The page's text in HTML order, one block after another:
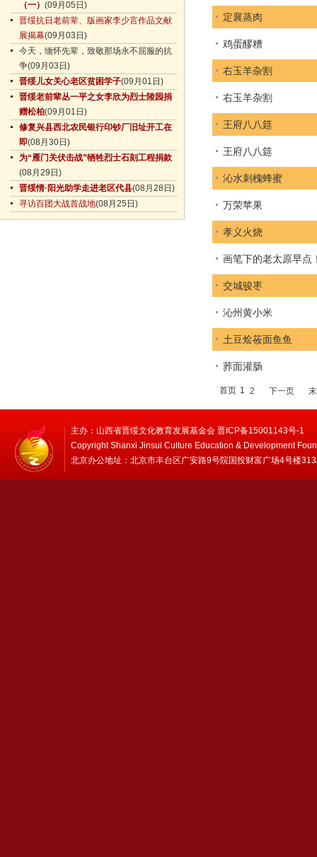
（一） (09月05日)
晋绥抗日老前辈、版画家李少言作品文献
展揭幕(09月03日)
今天，缅怀先辈，致敬那场永不屈服的抗
争(09月03日)
晋绥儿女关心老区贫困学子(09月01日)
晋绥老前辈丛一平之女李欣为烈士陵园捐
赠松柏(09月01日)
修复兴县西北农民银行印钞厂旧址开工在
即(08月30日)
为“雁门关伏击战”牺牲烈士石刻工程捐款
(08月29日)
晋绥情·阳光助学走进老区代县(08月28日)
寻访百团大战首战地(08月25日)
定襄蒸肉
鸡蛋醪糟
右玉羊杂割
右玉羊杂割
王府八八筵
王府八八筵
沁水刺槐蜂蜜
万荣苹果
孝义火烧
画笔下的老太原早点
交城骏枣
沁州黄小米
土豆烩莜面鱼鱼
荞面灌肠
首页 1 2 下一页
主办：山西省晋绥文化教育发展基金会 晋ICP备15001143号-1
Copyright Shanxi Jinsui Culture Education & Development
北京办公地址：北京市丰台区广安路9号院国投财富广场4号楼